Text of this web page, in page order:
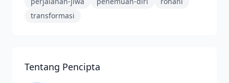
transformasi
Tentang Pencipta